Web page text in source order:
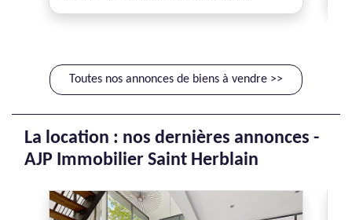
Toutes nos annonces de biens à vendre >>
La location : nos dernières annonces -
AJP Immobilier Saint Herblain